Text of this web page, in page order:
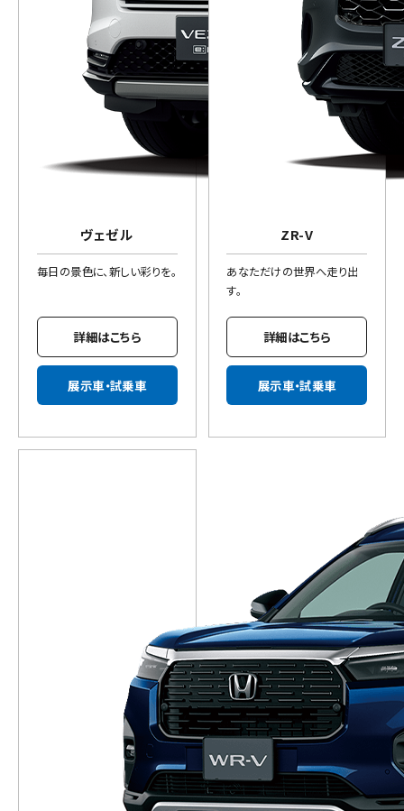
ヴェゼル
毎日の景色に、新しい彩りを。
詳細はこちら
展示車・試乗車
ZR-V
あなただけの世界へ走り出
す。
詳細はこちら
展示車・試乗車